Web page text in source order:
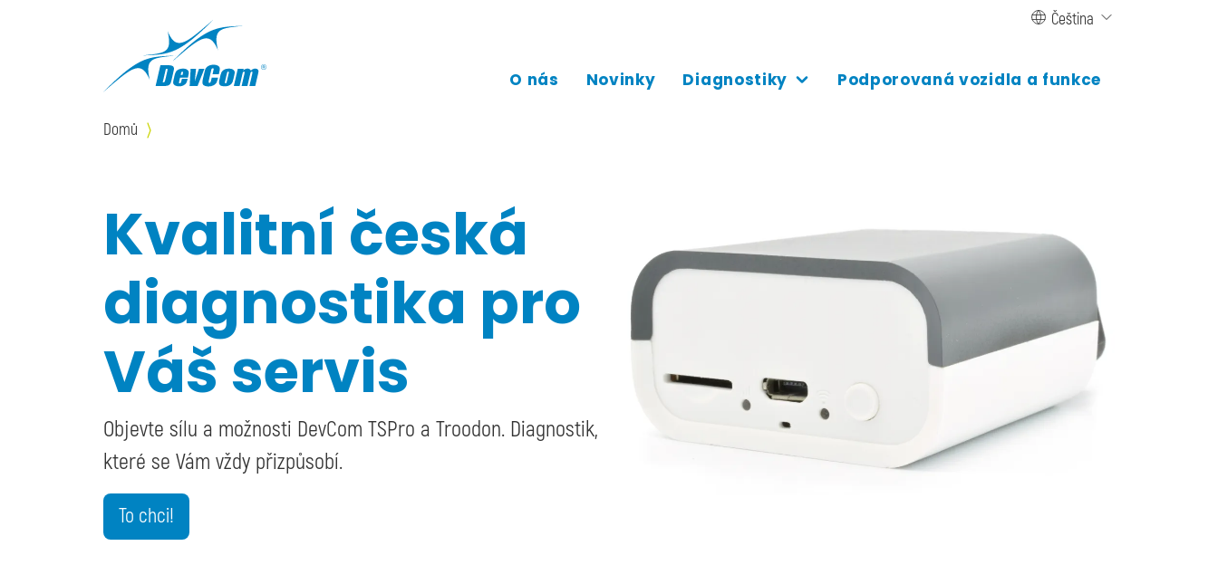
Čeština
O nás Novinky Diagnostiky Podporovaná vozidla a funkce
Domů
Kvalitní česká
diagnostika pro
Váš servis
Objevte sílu a možnosti DevCom TSPro a Troodon. Diagnostik,
které se Vám vždy přizpůsobí.
To chci!